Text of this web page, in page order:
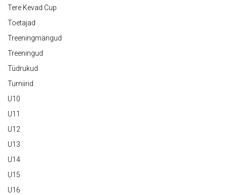
Tere Kevad Cup
Toetajad
Treeningmängud
Treeningud
Tüdrukud
Turniirid
U10
U11
U12
U13
U14
U15
U16